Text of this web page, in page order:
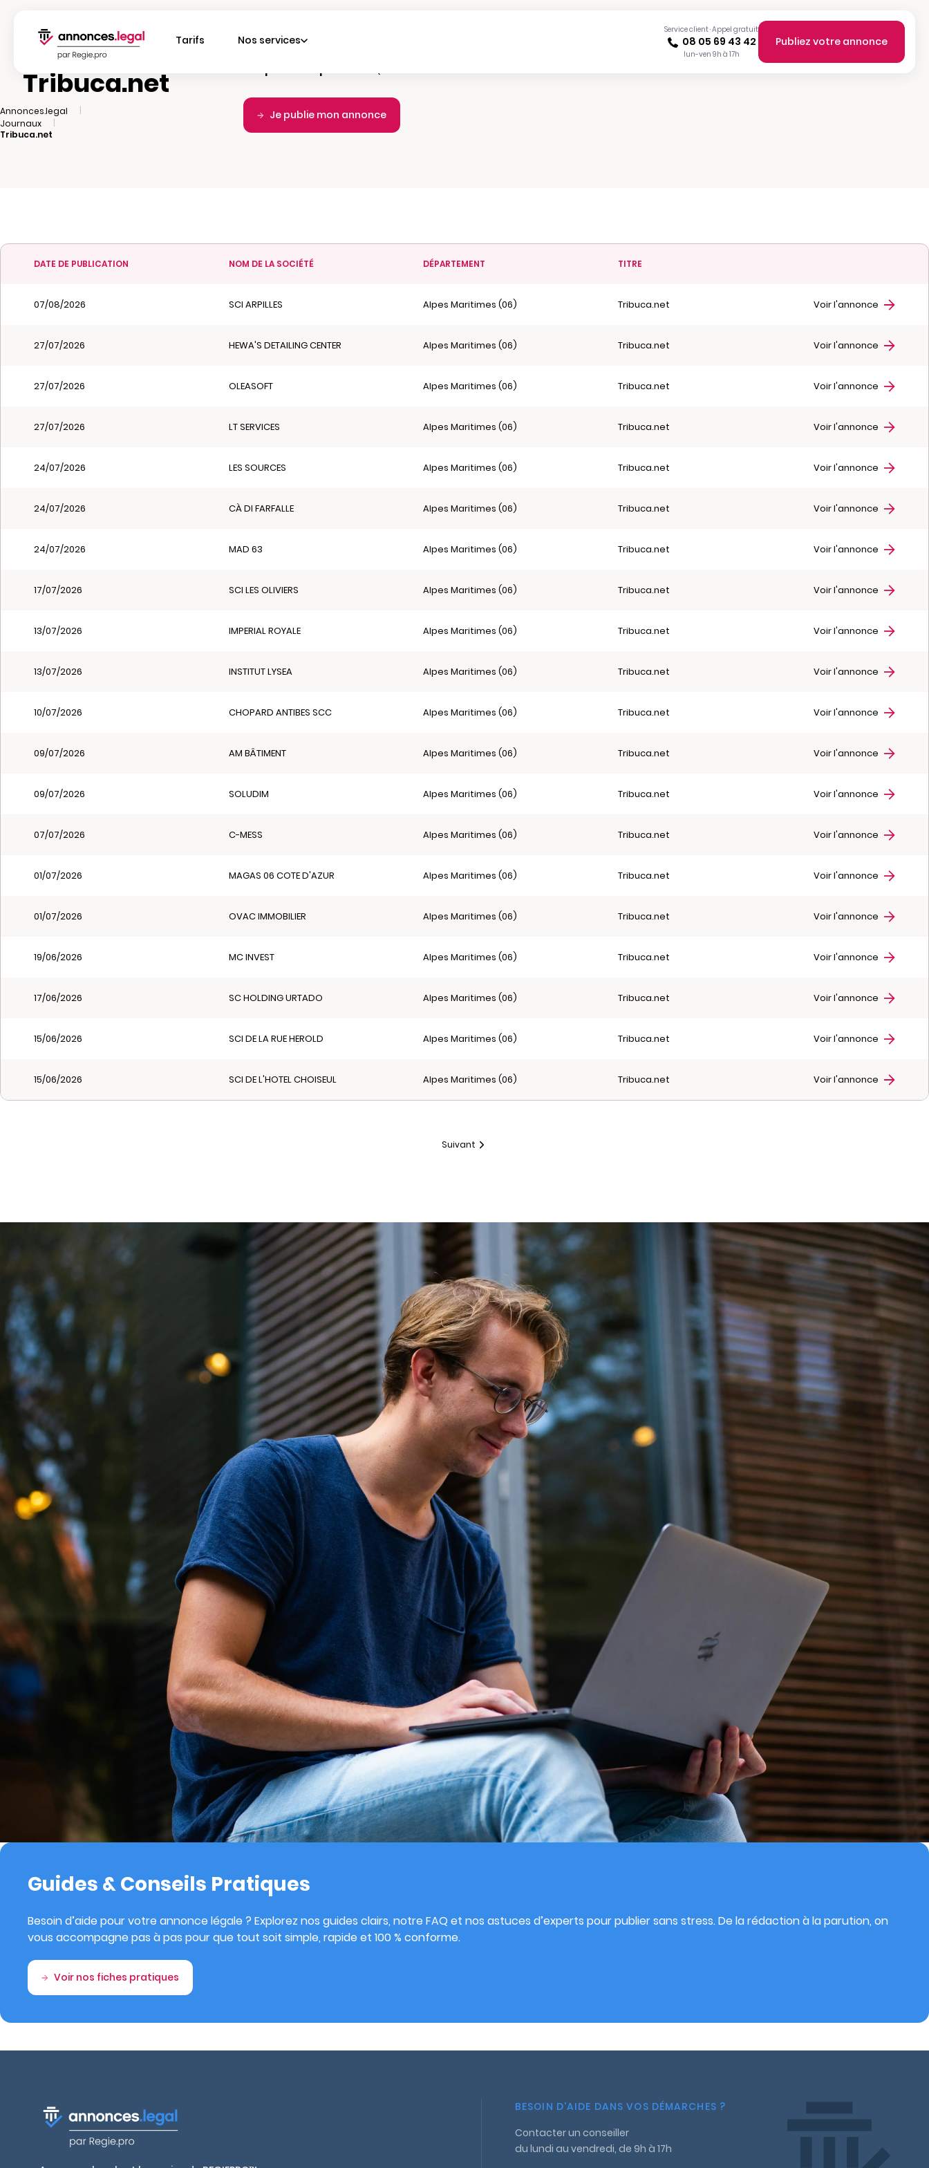
Tarifs Nos services
Service client · Appel gratuit
08 05 69 43 42
lun-ven 9h à 17h
Publiez votre annonce
Annonces.legal
|
Journaux
|
Tribuca.net
Tribuca.net Fréquence de parution : Quotidien
Je publie mon annonce
DATE DE PUBLICATION NOM DE LA SOCIÉTÉ DÉPARTEMENT TITRE
07/08/2026 SCI ARPILLES Alpes Maritimes (06) Tribuca.net Voir l'annonce
27/07/2026 HEWA'S DETAILING CENTER Alpes Maritimes (06) Tribuca.net Voir l'annonce
27/07/2026 OLEASOFT Alpes Maritimes (06) Tribuca.net Voir l'annonce
27/07/2026 LT SERVICES Alpes Maritimes (06) Tribuca.net Voir l'annonce
24/07/2026 LES SOURCES Alpes Maritimes (06) Tribuca.net Voir l'annonce
24/07/2026 CÀ DI FARFALLE Alpes Maritimes (06) Tribuca.net Voir l'annonce
24/07/2026 MAD 63 Alpes Maritimes (06) Tribuca.net Voir l'annonce
17/07/2026 SCI LES OLIVIERS Alpes Maritimes (06) Tribuca.net Voir l'annonce
13/07/2026 IMPERIAL ROYALE Alpes Maritimes (06) Tribuca.net Voir l'annonce
13/07/2026 INSTITUT LYSEA Alpes Maritimes (06) Tribuca.net Voir l'annonce
10/07/2026 CHOPARD ANTIBES SCC Alpes Maritimes (06) Tribuca.net Voir l'annonce
09/07/2026 AM BÂTIMENT Alpes Maritimes (06) Tribuca.net Voir l'annonce
09/07/2026 SOLUDIM Alpes Maritimes (06) Tribuca.net Voir l'annonce
07/07/2026 C-MESS Alpes Maritimes (06) Tribuca.net Voir l'annonce
01/07/2026 MAGAS 06 COTE D'AZUR Alpes Maritimes (06) Tribuca.net Voir l'annonce
01/07/2026 OVAC IMMOBILIER Alpes Maritimes (06) Tribuca.net Voir l'annonce
19/06/2026 MC INVEST Alpes Maritimes (06) Tribuca.net Voir l'annonce
17/06/2026 SC HOLDING URTADO Alpes Maritimes (06) Tribuca.net Voir l'annonce
15/06/2026 SCI DE LA RUE HEROLD Alpes Maritimes (06) Tribuca.net Voir l'annonce
15/06/2026 SCI DE L'HOTEL CHOISEUL Alpes Maritimes (06) Tribuca.net Voir l'annonce
Suivant
Guides & Conseils Pratiques
Besoin d’aide pour votre annonce légale ? Explorez nos guides clairs, notre FAQ et nos astuces d’experts pour publier sans stress. De la rédaction à la parution, on
vous accompagne pas à pas pour que tout soit simple, rapide et 100 % conforme.
Voir nos fiches pratiques
BESOIN D'AIDE DANS VOS DÉMARCHES ?
Contacter un conseiller
du lundi au vendredi, de 9h à 17h